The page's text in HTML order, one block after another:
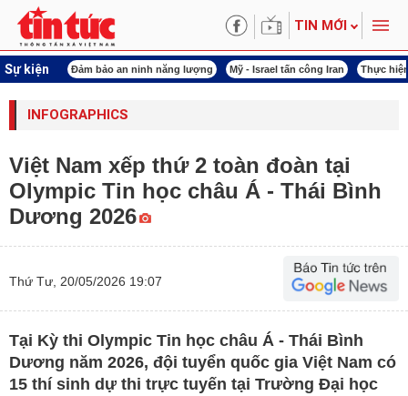
TIN MỚI
Sự kiện
khóa XVI Đảm bảo an ninh năng lượng Mỹ - Israel tấn công Iran Thực
INFOGRAPHICS
Việt Nam xếp thứ 2 toàn đoàn tại
Olympic Tin học châu Á - Thái Bình
Dương 2026
Thứ Tư, 20/05/2026 19:07
Tại Kỳ thi Olympic Tin học châu Á - Thái Bình
Dương năm 2026, đội tuyển quốc gia Việt Nam có
15 thí sinh dự thi trực tuyến tại Trường Đại học